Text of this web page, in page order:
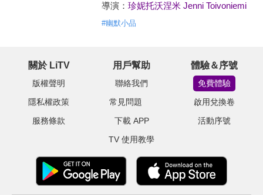
導演： 珍妮托沃涅米 Jenni Toivoniemi
#幽默小品
關於 LiTV
版權聲明
隱私權政策
服務條款
用戶幫助
聯絡我們
常見問題
下載 APP
TV 使用教學
體驗＆序號
免費體驗
啟用兌換卷
活動序號